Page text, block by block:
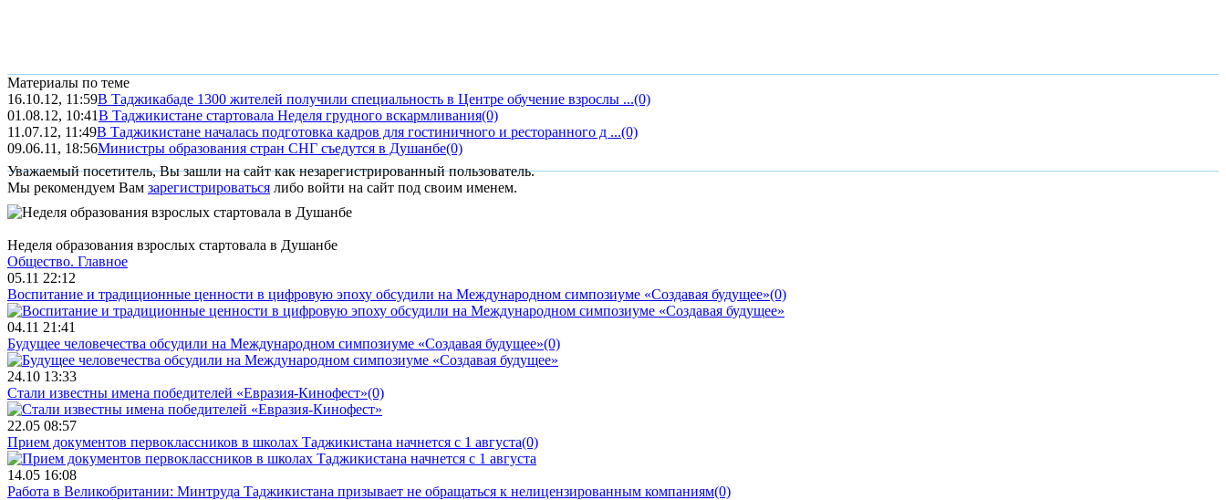
Материалы по теме
16.10.12, 11:59В Таджикабаде 1300 жителей получили специальность в Центре обучение взрослы ...(0)
01.08.12, 10:41В Таджикистане стартовала Неделя грудного вскармливания(0)
11.07.12, 11:49В Таджикистане началась подготовка кадров для гостиничного и ресторанного д ...(0)
09.06.11, 18:56Министры образования стран СНГ съедутся в Душанбе(0)
Уважаемый посетитель, Вы зашли на сайт как незарегистрированный пользователь.
Мы рекомендуем Вам зарегистрироваться либо войти на сайт под своим именем.
Неделя образования взрослых стартовала в Душанбе
Общество. Главное
05.11 22:12
Воспитание и традиционные ценности в цифровую эпоху обсудили на Международном симпозиуме «Создавая будущее»(0)
04.11 21:41
Будущее человечества обсудили на Международном симпозиуме «Создавая будущее»(0)
24.10 13:33
Стали известны имена победителей «Евразия-Кинофест»(0)
22.05 08:57
Прием документов первоклассников в школах Таджикистана начнется с 1 августа(0)
14.05 16:08
Работа в Великобритании: Минтруда Таджикистана призывает не обращаться к нелицензированным компаниям(0)